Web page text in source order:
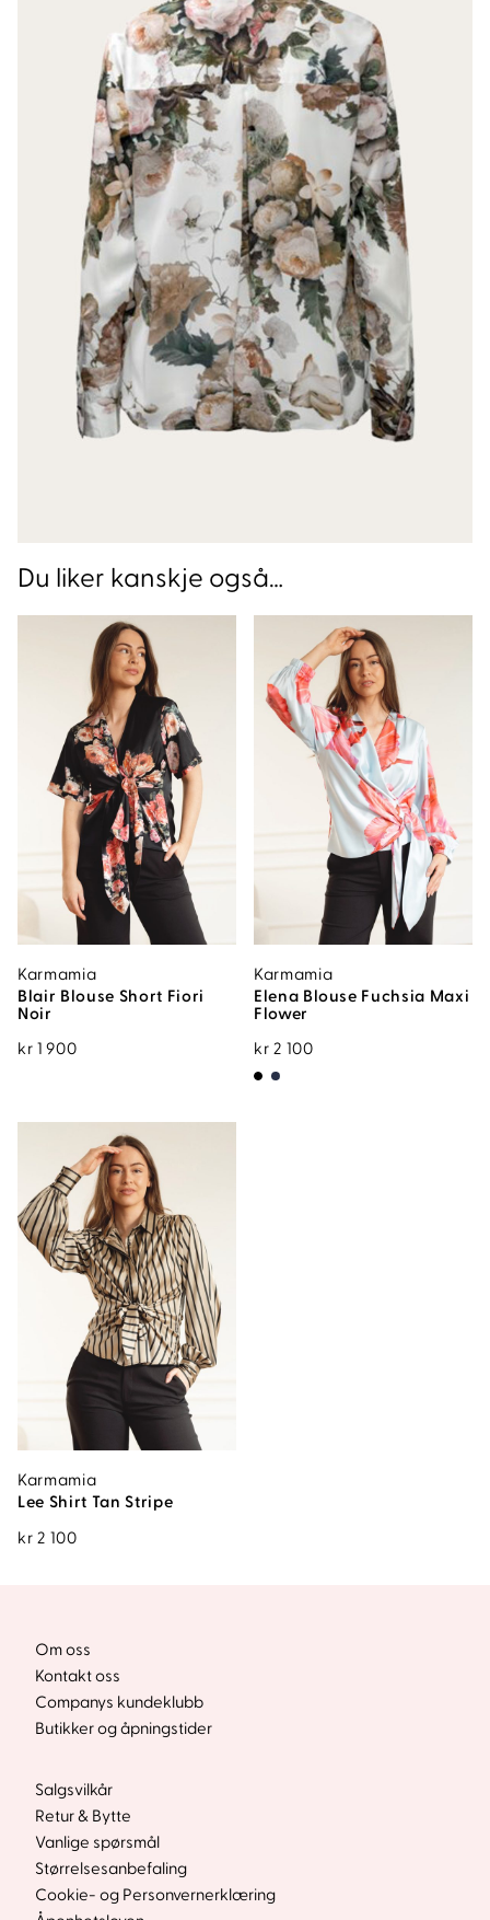
Du liker kanskje også…
Karmamia
Blair Blouse Short Fiori
Noir
kr 1 900
Karmamia
Elena Blouse Fuchsia Maxi
Flower
kr 2 100
Karmamia
Lee Shirt Tan Stripe
kr 2 100
Om oss
Kontakt oss
Companys kundeklubb
Butikker og åpningstider
Salgsvilkår
Retur & Bytte
Vanlige spørsmål
Størrelsesanbefaling
Cookie- og Personvernerklæring